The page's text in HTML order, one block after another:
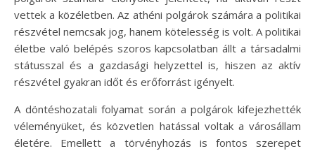
vettek a közéletben. Az athéni polgárok számára a politikai
részvétel nemcsak jog, hanem kötelesség is volt. A politikai
életbe való belépés szoros kapcsolatban állt a társadalmi
státusszal és a gazdasági helyzettel is, hiszen az aktív
részvétel gyakran időt és erőforrást igényelt.
A döntéshozatali folyamat során a polgárok kifejezhették
véleményüket, és közvetlen hatással voltak a városállam
életére. Emellett a törvényhozás is fontos szerepet